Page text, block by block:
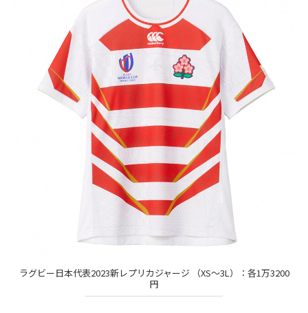
ラグビー日本代表2023新レプリカジャージ （XS～3L）：各1万3200
円